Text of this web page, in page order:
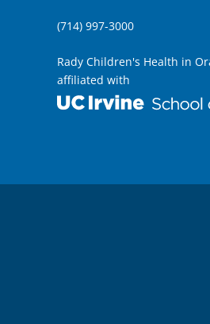
(714) 997-3000
Rady Children's Health in
affiliated with